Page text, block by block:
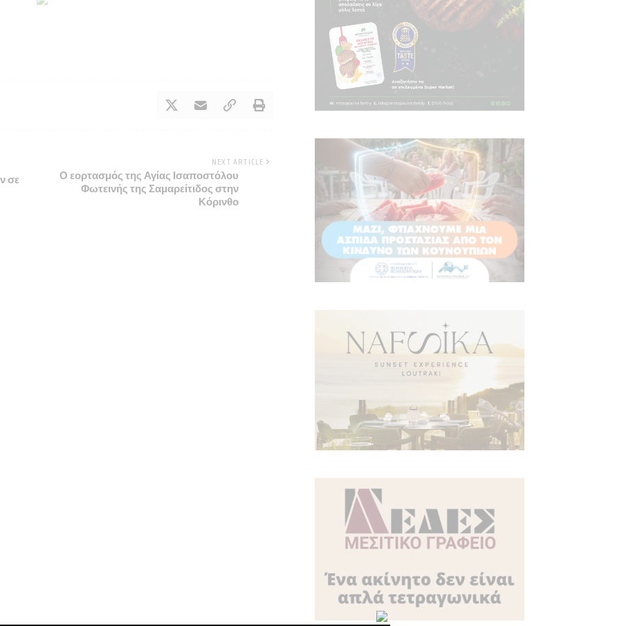
σε
NEXT ARTICLE
Ο εορτασμός της Αγίας Ισαποστόλου
Φωτεινής της Σαμαρείτιδος στην
Κόρινθο